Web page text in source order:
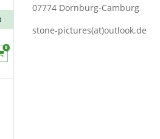
07774 Dornburg-Camburg
stone-pictures(at)outlook.de